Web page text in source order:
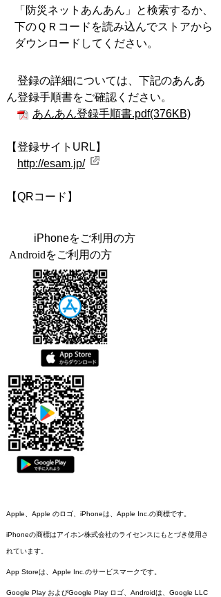
「防災ネットあんあん」と検索するか、
下のＱＲコードを読み込んでストアから
ダウンロードしてください。
登録の詳細については、下記のあんあ
ん登録手順書をご確認ください。
あんあん登録手順書.pdf(376KB)
【登録サイトURL】
http://esam.jp/
【QRコード】
iPhoneをご利用の方
Androidをご利用の方
Apple、Apple のロゴ、iPhoneは、Apple Inc.の商標です。
iPhoneの商標はアイホン株式会社のライセンスにもとづき使用さ
れています。
App Storeは、Apple Inc.のサービスマークです。
Google Play およびGoogle Play ロゴ、Androidは、Google LLC